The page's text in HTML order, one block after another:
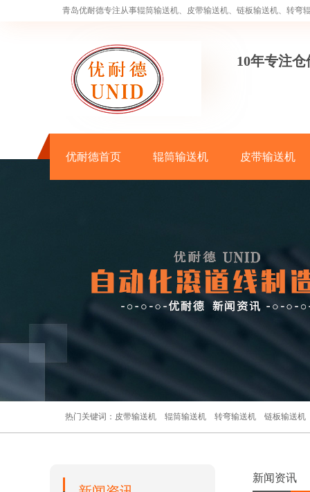
青岛优耐德专注从事辊筒输送机、皮带输送机、链板输送机、转弯
10年专注
优耐德首页 辊筒输送机 皮带输送机
热门关键词： 皮带输送机 辊筒输送机 转弯输送机 链板输送机
新闻资讯